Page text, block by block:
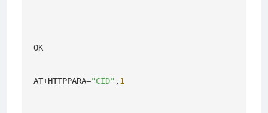
OK
AT+HTTPPARA="CID" ,1